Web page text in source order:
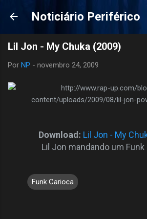
Pular para o conteúdo
Noticiário Periférico
Lil Jon - My Chuka (2009)
Por NP - novembro 24, 2009
Download: Lil Jon - My
Lil Jon mandando um Funk
Funk Carioca